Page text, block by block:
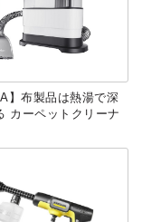
】布製品は熱湯で深
カーペットクリーナ